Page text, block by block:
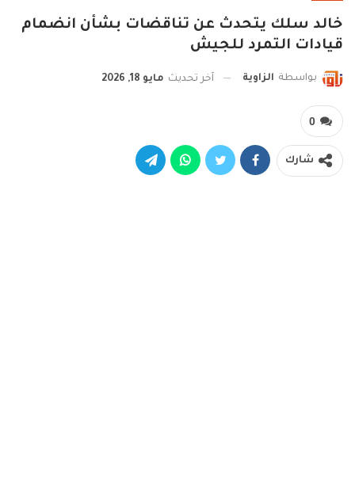
خالد سلك يتحدث عن تناقضات بشأن انضمام
قيادات التمرد للجيش
بواسطة الزاوية آخر تحديث مايو 18, 2026
0
شارك